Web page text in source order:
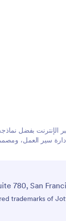
سير العمل،